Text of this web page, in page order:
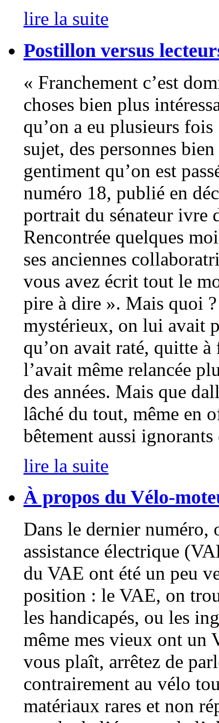
lire la suite
Postillon versus
« Franchement c’est
choses bien plus
qu’on a eu plusieurs
sujet, des personnes
gentiment qu’on est
numéro 18, publié en
portrait du sénateur
Rencontrée quelques
ses anciennes
vous avez écrit tout le
pire à dire ». Mais quoi
mystérieux, on lui avait
qu’on avait raté, quitte
l’avait même relancée
des années. Mais que
lâché du tout, même en
bêtement aussi ignorants
lire la suite
À propos du Vélo-
Dans le dernier
assistance électrique
du VAE ont été un peu
position : le VAE, on
les handicapés, ou les
même mes vieux ont un
vous plaît, arrêtez de
contrairement au vélo
matériaux rares et non